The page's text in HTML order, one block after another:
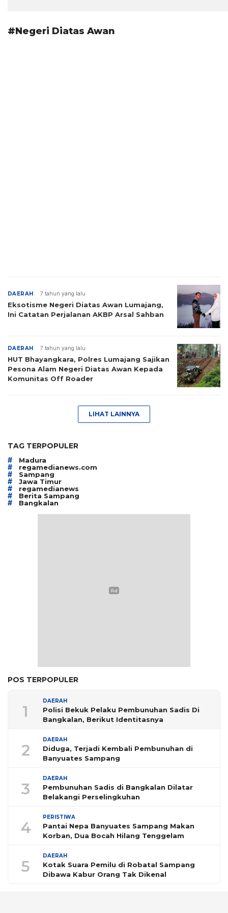
#Negeri Diatas Awan
DAERAH 7 tahun yang lalu
Eksotisme Negeri Diatas Awan Lumajang,
Ini Catatan Perjalanan AKBP Arsal Sahban
DAERAH 7 tahun yang lalu
HUT Bhayangkara, Polres Lumajang Sajikan
Pesona Alam Negeri Diatas Awan Kepada
Komunitas Off Roader
LIHAT LAINNYA
TAG TERPOPULER
# Madura
# regamedianews.com
# Sampang
# Jawa Timur
# regamedianews
# Berita Sampang
# Bangkalan
POS TERPOPULER
1
DAERAH
Polisi Bekuk Pelaku Pembunuhan Sadis Di
Bangkalan, Berikut Identitasnya
2
DAERAH
Diduga, Terjadi Kembali Pembunuhan di
Banyuates Sampang
3
DAERAH
Pembunuhan Sadis di Bangkalan Dilatar
Belakangi Perselingkuhan
4
PERISTIWA
Pantai Nepa Banyuates Sampang Makan
Korban, Dua Bocah Hilang Tenggelam
5
DAERAH
Kotak Suara Pemilu di Robatal Sampang
Dibawa Kabur Orang Tak Dikenal